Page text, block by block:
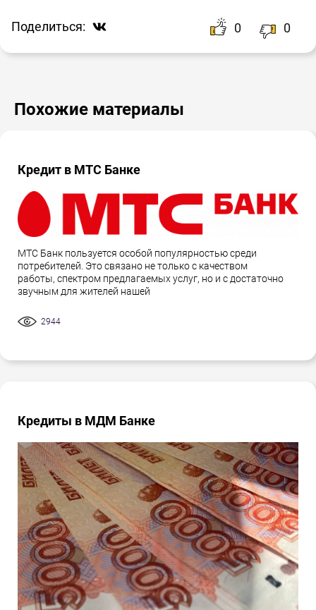
Поделиться: 0 0
Похожие материалы
Кредит в МТС Банке
МТС Банк пользуется особой популярностью среди
потребителей. Это связано не только с качеством
работы, спектром предлагаемых услуг, но и с достаточно
звучным для жителей нашей
2944
Кредиты в МДМ Банке